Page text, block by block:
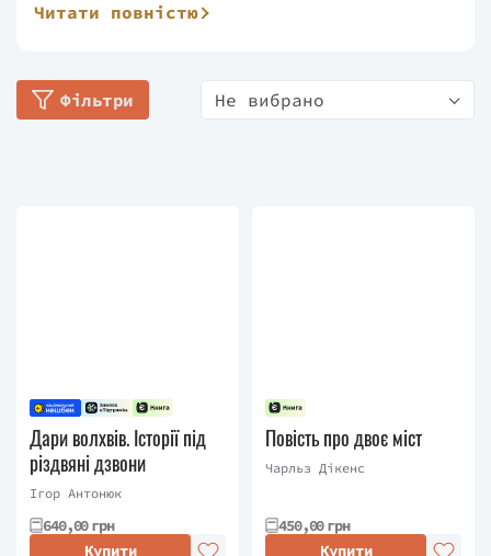
припиняли видаватися. Багато з романів Дікенса
вперше з'явилися як популярні на той час
записки Піквікського клубу», «Пригоди Олівера
Твіста», «Ніколас Нікльбі», «Девід Копперфілд»,
«Холодний дім», «Повість про двоє міст», «Великі
Читати повністю
Фільтри Не вибрано
Дари волхвів. Історії під
різдвяні дзвони
Ігор Антонюк
640,00 грн
Купити
Повість про двоє міст
Чарльз Дікенс
450,00 грн
Купити